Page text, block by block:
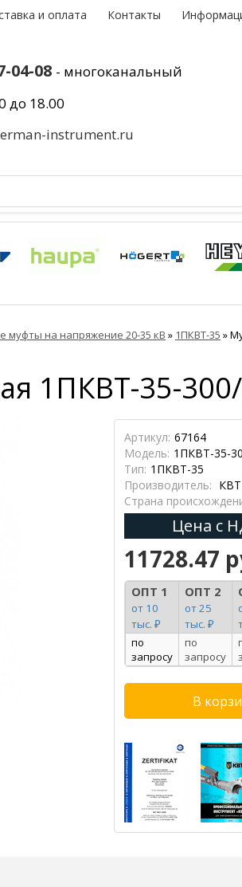
и оплата Контакты
04-08 - многоканальный
до 18.00
instrument.ru
муфты на напряжение 20-35 кВ » 1ПКВТ-35 »
1ПКВТ-35-
Артикул: 67164
Модель: 1ПКВТ-35-
Тип: 1ПКВТ-35
Производитель: КВТ
Страна
Цена с
11728.47
ОПТ 1
от 10
тыс. ₽
ОПТ 2
от 25
тыс. ₽
по
запросу
по
запросу